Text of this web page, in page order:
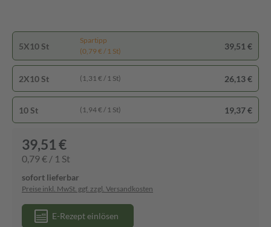
5X10 St
Spartipp
(0,79 € / 1 St)
39,51 €
2X10 St (1,31 € / 1 St) 26,13 €
10 St (1,94 € / 1 St) 19,37 €
39,51 €
0,79 € / 1 St
sofort lieferbar
Preise inkl. MwSt. ggf. zzgl. Versandkosten
E-Rezept einlösen